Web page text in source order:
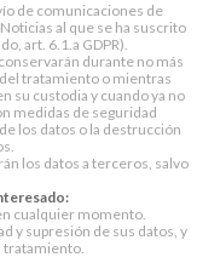
de comunicaciones de
al que se ha suscrito
art. 6.1.a GDPR).
durante no más
tratamiento o mientras
su custodia y cuando ya no
medidas de seguridad
los datos o la destrucción
los datos a terceros, salvo
cualquier momento.
y supresión de sus datos, y
tratamiento.